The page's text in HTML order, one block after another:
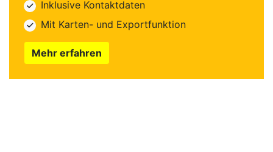
Inklusive Kontaktdaten
Mit Karten- und Exportfunktion
Mehr erfahren